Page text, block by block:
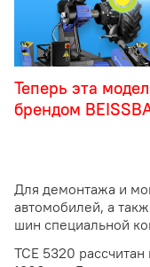
Теперь эта
брендом
Для демонтажа и
автомобилей, а
шин специальной
TCE 5320